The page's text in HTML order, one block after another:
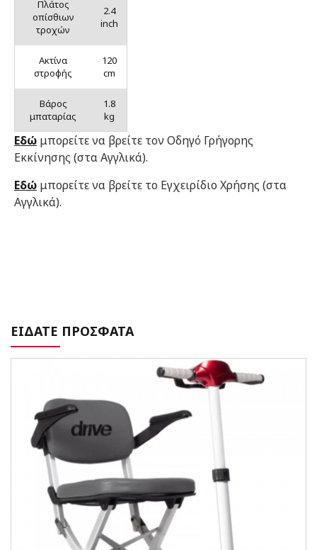
Πλάτος
οπίσθιων
τροχών
2.4
inch
Ακτίνα
στροφής
120
cm
Βάρος
μπαταρίας
1.8
kg
Εδώ μπορείτε να βρείτε τον Οδηγό Γρήγορης
Εκκίνησης (στα Αγγλικά).
Εδώ μπορείτε να βρείτε το Εγχειρίδιο Χρήσης (στα
Αγγλικά).
ΕΙΔΑΤΕ ΠΡΟΣΦΑΤΑ